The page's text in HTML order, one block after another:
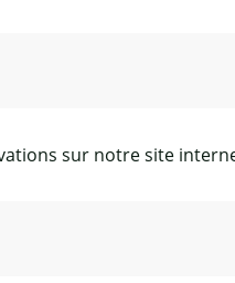
sur notre site